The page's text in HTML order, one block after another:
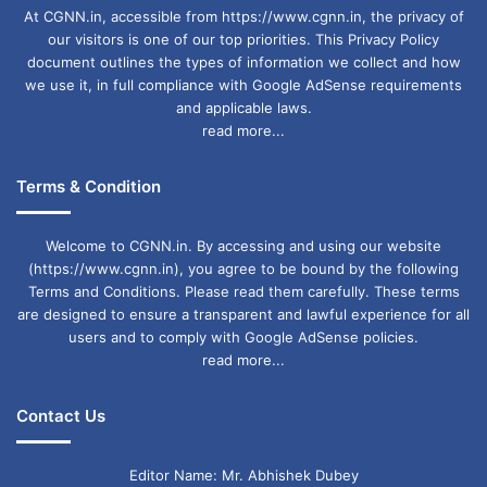
At CGNN.in, accessible from https://www.cgnn.in, the privacy of
our visitors is one of our top priorities. This Privacy Policy
document outlines the types of information we collect and how
we use it, in full compliance with Google AdSense requirements
and applicable laws.
read more...
Terms & Condition
Welcome to CGNN.in. By accessing and using our website
(https://www.cgnn.in), you agree to be bound by the following
Terms and Conditions. Please read them carefully. These terms
are designed to ensure a transparent and lawful experience for all
users and to comply with Google AdSense policies.
read more...
Contact Us
Editor Name: Mr. Abhishek Dubey